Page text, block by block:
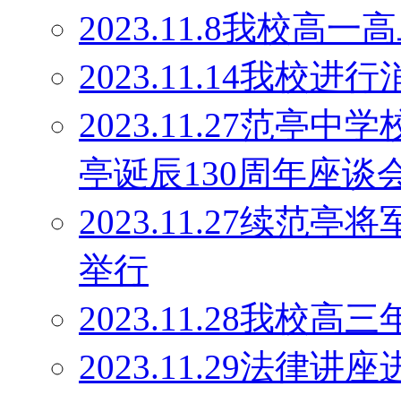
2023.11.8我校高一
2023.11.14我校进行
2023.11.27范亭中
亭诞辰130周年座谈
2023.11.27续范亭将
举行
2023.11.28我校高
2023.11.29法律讲座